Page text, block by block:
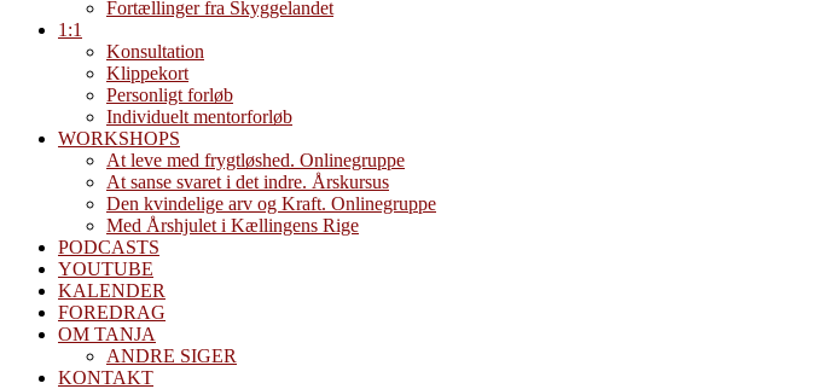
Fortællinger fra Skyggelandet
1:1
Konsultation
Klippekort
Personligt forløb
Individuelt mentorforløb
WORKSHOPS
At leve med frygtløshed. Onlinegruppe
At sanse svaret i det indre. Årskursus
Den kvindelige arv og Kraft. Onlinegruppe
Med Årshjulet i Kællingens Rige
PODCASTS
YOUTUBE
KALENDER
FOREDRAG
OM TANJA
ANDRE SIGER
KONTAKT